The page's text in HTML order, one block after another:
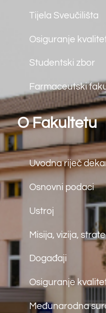
Osiguranje kvalitete
Kolegiji
Studij
Integrirani diplomski i
preddiplomski studiji
Doktorski studiji
Matice Hrvatske bb
tel: (+387) 36 312 791